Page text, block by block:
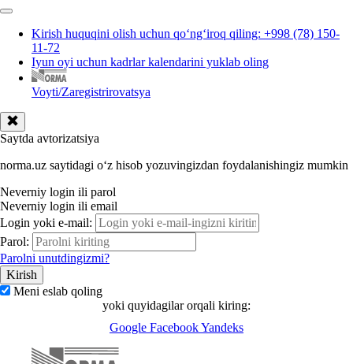
Kirish huquqini olish uchun qoʻngʻiroq qiling: +998 (78) 150-
11-72
Iyun oyi uchun kadrlar kalendarini yuklab oling
Voyti/Zaregistrirovatsya
Saytda avtorizatsiya
norma.uz saytidagi oʻz hisob yozuvingizdan foydalanishingiz mumkin
Neverniy login ili parol
Neverniy login ili email
Login yoki e-mail:
Parol:
Parolni unutdingizmi?
Meni eslab qoling
yoki quyidagilar orqali kiring:
Google FacebookYandeks